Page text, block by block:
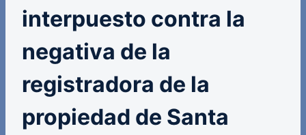
interpuesto contra la
negativa de la
registradora de la
propiedad de Santa